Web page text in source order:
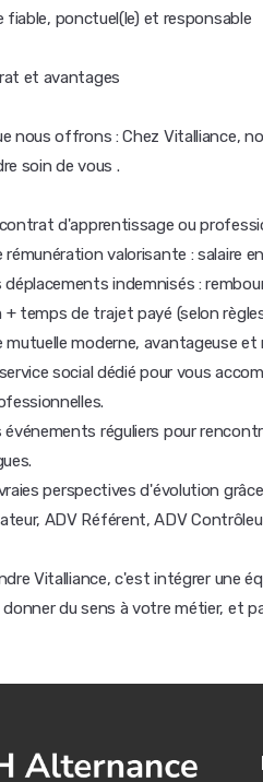
fiable, ponctuel(le) et responsable
et avantages
nous offrons : Chez Vitalliance,
soin de vous .
d'apprentissage ou
rémunération valorisante : salaire
déplacements indemnisés :
temps de trajet payé (selon
mutuelle moderne, avantageuse et
social dédié pour vous
événements réguliers pour
perspectives d'évolution
ADV Référent, ADV
Vitalliance, c'est intégrer une
du sens à votre métier, et